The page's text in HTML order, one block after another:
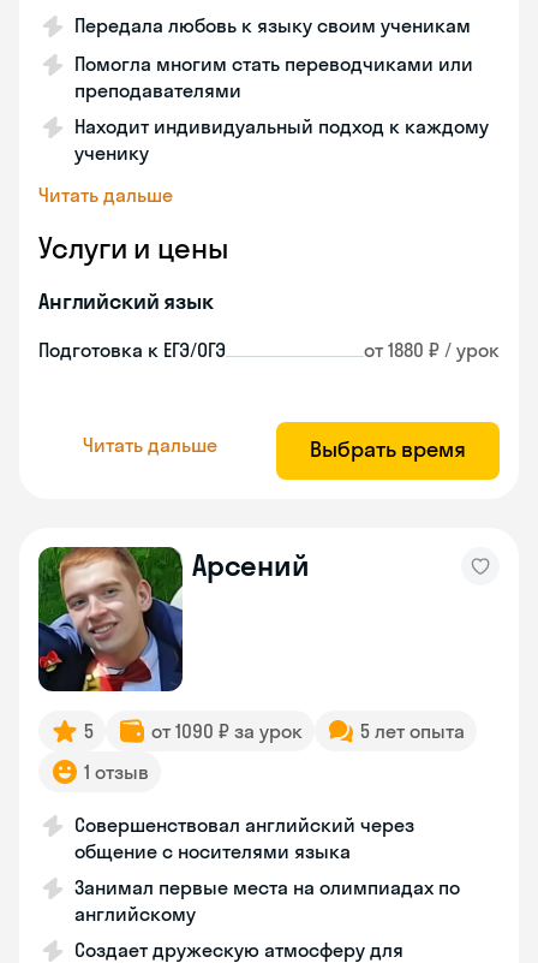
Передала любовь к языку своим ученикам
Помогла многим стать переводчиками или
преподавателями
Находит индивидуальный подход к каждому
ученику
Читать дальше
Услуги и цены
Английский язык
Подготовка к ЕГЭ/ОГЭ от 1880 ₽ / урок
Читать дальше Выбрать время
Арсений
5 от 1090 ₽ за урок
5 лет опыта
1 отзыв
Совершенствовал английский через
общение с носителями языка
Занимал первые места на олимпиадах по
английскому
Создает дружескую атмосферу для